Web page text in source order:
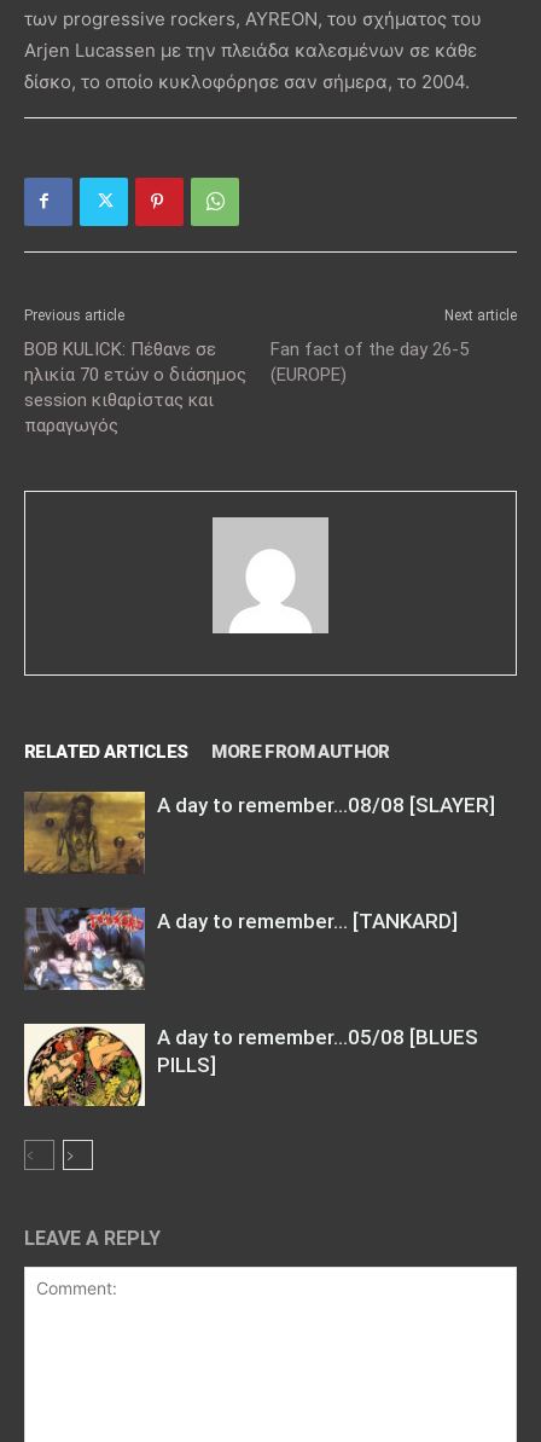
των progressive rockers, AYREON, του σχήματος του
Arjen Lucassen με την πλειάδα καλεσμένων σε κάθε
δίσκο, το οποίο κυκλοφόρησε σαν σήμερα, το 2004.
Previous article
BOB KULICK: Πέθανε σε
ηλικία 70 ετών ο διάσημος
session κιθαρίστας και
παραγωγός
Next article
Fan fact of the day 26-5
(EUROPE)
RELATED ARTICLES MORE FROM AUTHOR
A day to remember…08/08 [SLAYER]
A day to remember… [TANKARD]
A day to remember…05/08 [BLUES
PILLS]
LEAVE A REPLY